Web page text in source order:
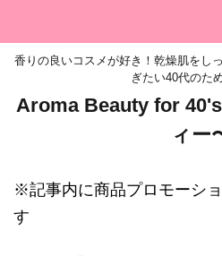
香りの良いコスメが好き！乾燥肌をし
ぎたい40代のた
Aroma Beauty for
ィー
※記事内に商品プロモーシ
す